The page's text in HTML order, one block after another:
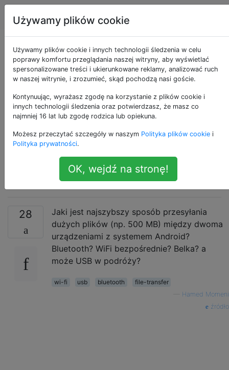
Android Tagi
Jaki jest najszybszy
sposób przesyłania
dużych plików
między dwoma
urządzeniami z
systemem Android?
28
Jaki jest najszybszy sposób przesyłania
dużych plików (np. 500 MB) między dwoma
urządzeniami z systemem Android?
Bluetooth? WiFi bezpośrednie? Belka? a
może USB w podróży?
wi-fi usb bluetooth
file-transfer
Hamed Momeni
źródło
Używamy plików cookie
Używamy plików cookie i innych technologii śledzenia w celu
poprawy komfortu przeglądania naszej witryny, aby wyświetlać
spersonalizowane treści i ukierunkowane reklamy, analizować ruch
w naszej witrynie, i zrozumieć, skąd pochodzą nasi goście.
Kontynuując, wyrażasz zgodę na korzystanie z plików cookie i
innych technologii śledzenia oraz potwierdzasz, że masz co
najmniej 16 lat lub zgodę rodzica lub opiekuna.
Możesz przeczytać szczegóły w naszym Polityka plików cookie i
Polityka prywatności.
OK, wejdź na stronę!